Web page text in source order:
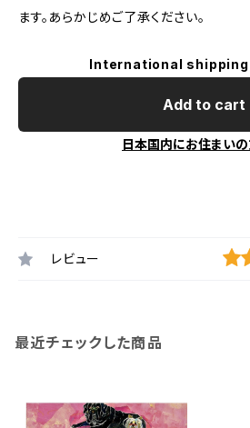
ます。あらかじめご了承ください。
International
Add to cart
日本国内にお住まい
レビュー
最近チェックした商品